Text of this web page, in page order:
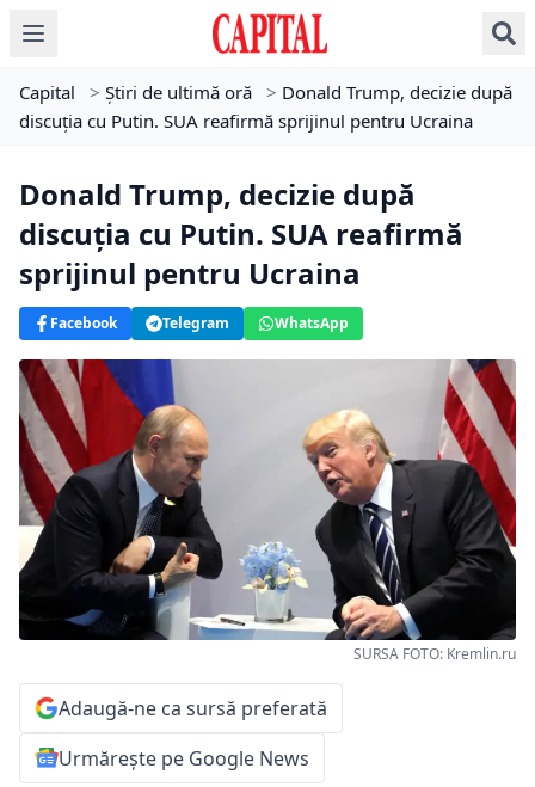
Capital > Știri de ultimă oră > Donald Trump, decizie după
discuția cu Putin. SUA reafirmă sprijinul pentru Ucraina
Donald Trump, decizie după
discuția cu Putin. SUA reafirmă
sprijinul pentru Ucraina
Facebook Telegram WhatsApp
SURSA FOTO: Kremlin.ru
Adaugă-ne ca sursă preferată
Urmărește pe Google News